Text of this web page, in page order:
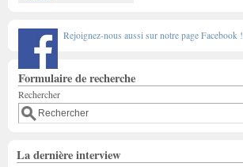
Rejoignez-nous aussi sur notre page Facebook !
Formulaire de recherche
Rechercher
La dernière interview